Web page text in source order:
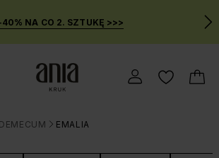
40% NA CO 2. SZTUKĘ >>>
>
EMALIA